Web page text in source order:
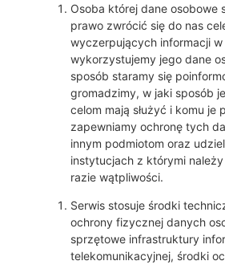
Osoba której dane osobowe
prawo zwrócić się do nas
wyczerpujących informacji w
wykorzystujemy jego dane
sposób staramy się
gromadzimy, w jaki sposób
celom mają służyć i komu je
zapewniamy ochronę tych
innym podmiotom oraz
instytucjach z którymi
razie wątpliwości.
Serwis stosuje środki
ochrony fizycznej danych
sprzętowe infrastruktury
telekomunikacyjnej, środki